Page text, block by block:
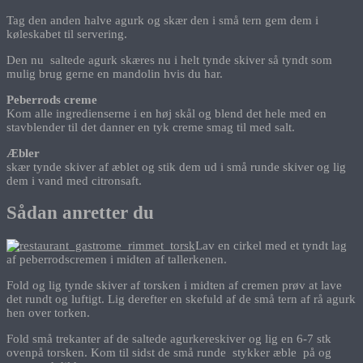
Tag den anden halve agurk og skær den i små tern gem dem i
køleskabet til servering.
Den nu saltede agurk skæres nu i helt tynde skiver så tyndt som
mulig brug gerne en mandolin hvis du har.
Peberrods creme
Kom alle ingredienserne i en høj skål og blend det hele med en
stavblender til det danner en tyk creme smag til med salt.
Æbler
skær tynde skiver af æblet og stik dem ud i små runde skiver og lig
dem i vand med citronsaft.
Sådan anretter du
Lav en cirkel med et tyndt lag
af peberrodscremen i midten af tallerkenen.
Fold og lig tynde skiver af torsken i midten af cremen prøv at lave
det rundt og luftigt. Lig derefter en skefuld af de små tern af rå agurk
hen over torken.
Fold små trekanter af de saltede agurkereskiver og lig en 6-7 stk
ovenpå torsken. Kom til sidst de små runde stykker æble på og